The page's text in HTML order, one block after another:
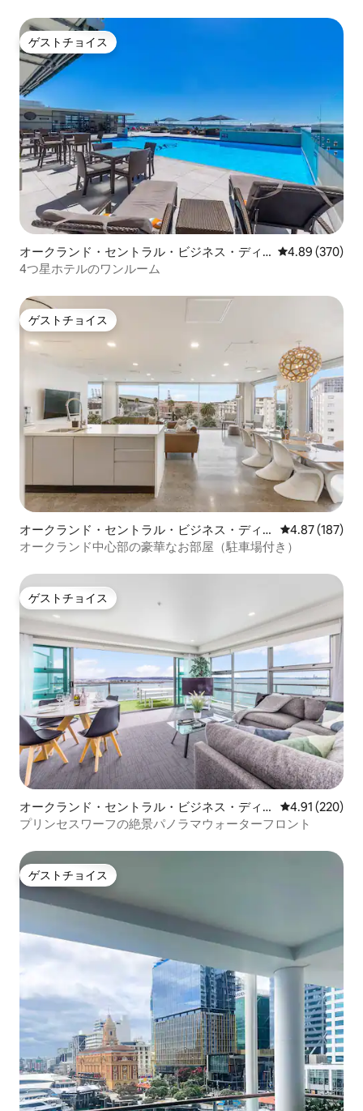
ゲストチョイス
ゲストチョイス
オークランド・セントラル・ビジネス・ディ
ストリクトのマンション・アパート
レビュー370
4.89 (370)
4つ星ホテルのワンルーム
ゲストチョイス
ゲストチョイス
オークランド・セントラル・ビジネス・ディ
ストリクトのマンション・アパート
レビュー187
4.87 (187)
オークランド中心部の豪華なお部屋（駐車場付き）
ゲストチョイス
ゲストチョイス
オークランド・セントラル・ビジネス・ディ
ストリクトのマンション・アパート
レビュー220
4.91 (220)
プリンセスワーフの絶景パノラマウォーターフロント
ゲストチョイス
ゲストチョイス